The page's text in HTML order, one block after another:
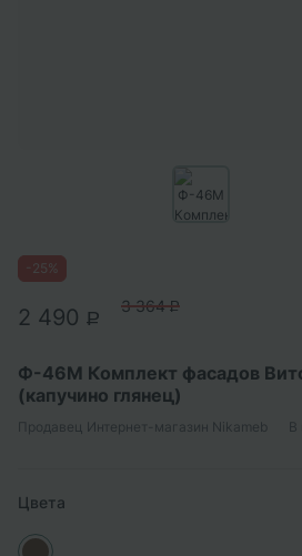
25%
2 490 P
3 364 P
Ф-46М Комплект фасадов
(капучино глянец)
Продавец Интернет-магазин Nikameb В
Цвета